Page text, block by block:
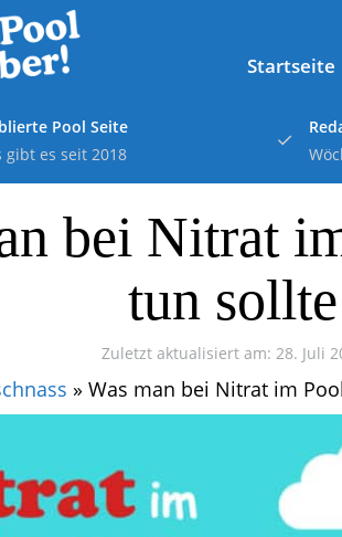
Startseite
Pool Seite
gibt es seit 2018
bei Nitrat
tun sollte
Zuletzt aktualisiert am: 28. Juli
» Was man bei Nitrat im